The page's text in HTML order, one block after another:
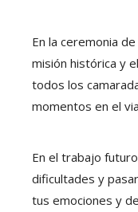
En la ceremonia
misión histórica y
todos los
momentos en el
En el trabajo
dificultades y
tus emociones y